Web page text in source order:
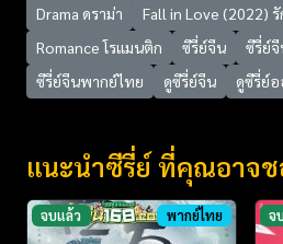
Drama ดราม่า
Fall in Love (2022)
Romance โรแมนติก
ซีรี่ย์จีน
ซีรี่ย์
ซีรี่ย์จีนพากย์ไทย
ดูซีรี่ย์จีน ดูซีรี่ย์
แนะนำซีรี่ย์ ที่คุณอาจ
จบแล้ว พากย์ไทย จ